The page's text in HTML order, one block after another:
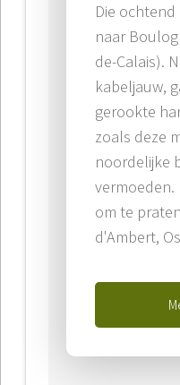
Die
naar
de-Calais).
kabeljauw,
gerookte
zoals deze
noordelijke
vermoeden.
om te
d'Ambert,